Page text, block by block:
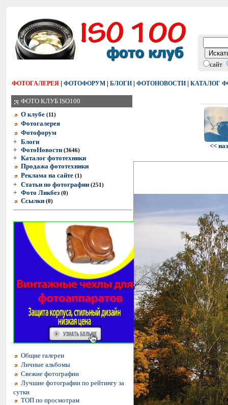
сайт
ФОТОГАЛЕРЕЯ | ФОТОФОРУМ | БЛОГИ | ФОТОНОВОСТИ | КАТАЛОГ
ФОТО КЛУБ ISO100
О клубе (11)
Фотогалерея
Фотофорум
+ Блоги
+ ФотоНовости (3646)
+ Каталог фототехники
Продажа фототехники
Реклама на сайте (1)
+ Статьи по фотографии (251)
+ Фото Ликбез (0)
Ссылки (0)
Общие галереи
Личные альбомы
Свежие фотографии
Лучшие фотографии по рейтингу за
сутки
ТОП по просмотрам
<<